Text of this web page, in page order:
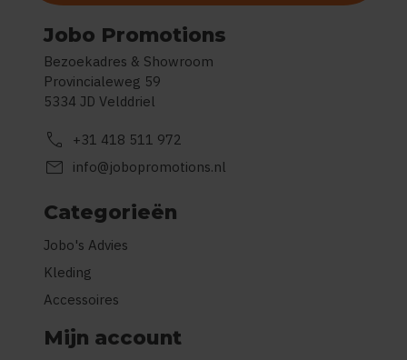
Jobo Promotions
Bezoekadres & Showroom
Provincialeweg 59
5334 JD Velddriel
call +31 418 511 972
mail info@jobopromotions.nl
Categorieën
Jobo's Advies
Kleding
Accessoires
Mijn account